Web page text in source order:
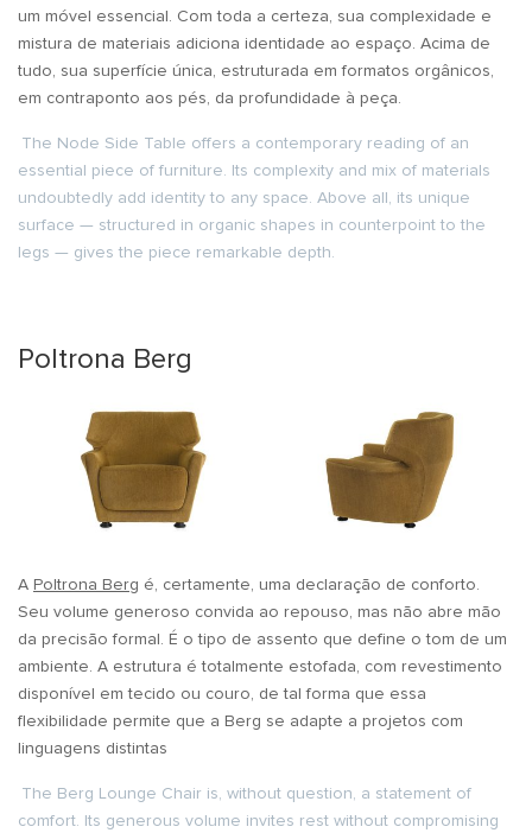
um móvel essencial. Com toda a certeza, sua complexidade e
mistura de materiais adiciona identidade ao espaço. Acima de
tudo, sua superfície única, estruturada em formatos orgânicos,
em contraponto aos pés, da profundidade à peça.
The Node Side Table offers a contemporary reading of an
essential piece of furniture. Its complexity and mix of materials
undoubtedly add identity to any space. Above all, its unique
surface — structured in organic shapes in counterpoint to the
legs — gives the piece remarkable depth.
Poltrona Berg
A Poltrona Berg é, certamente, uma declaração de conforto.
Seu volume generoso convida ao repouso, mas não abre mão
da precisão formal. É o tipo de assento que define o tom de um
ambiente. A estrutura é totalmente estofada, com revestimento
disponível em tecido ou couro, de tal forma que essa
flexibilidade permite que a Berg se adapte a projetos com
linguagens distintas
The Berg Lounge Chair is, without question, a statement of
comfort. Its generous volume invites rest without compromising